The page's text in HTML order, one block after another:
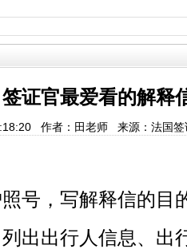
签证官最爱看的解释
作者：田老师 来源：法国
号，写解释信的目
出出行人信息、出